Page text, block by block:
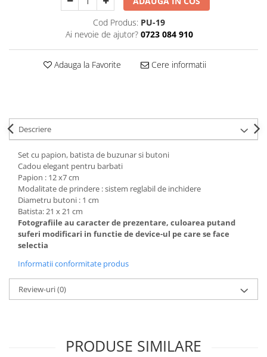
Decoratiuni Craciun
Crengute Decorative
Decoratiuni Luminoase
Felicitari, Cutii si Pungi de Cadou
Cod Produs: PU-19
Ai nevoie de ajutor? 0723 084 910
Adauga la Favorite Cere informatii
Descriere
Set cu papion, batista de buzunar si butoni
Cadou elegant pentru barbati
Papion : 12 x7 cm
Modalitate de prindere : sistem reglabil de inchidere
Diametru butoni : 1 cm
Batista: 21 x 21 cm
Fotografiile au caracter de prezentare, culoarea putand
suferi modificari in functie de device-ul pe care se face
selectia
Informatii conformitate produs
Review-uri(0)
PRODUSE SIMILARE